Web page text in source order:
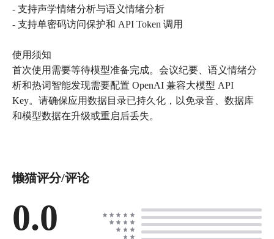
- 支持声学情绪分析与语义情绪分析
- 支持单密码访问保护和 API Token 调用
使用须知
首次使用需要等待模型准备完成。会议纪要、语义情绪分
析和热词智能发现需要配置 OpenAI 兼容大模型 API
Key。请确保应用数据目录已持久化，以免录音、数据库
和模型数据在升级或重启后丢失。
懒猫评分/评论
0.0